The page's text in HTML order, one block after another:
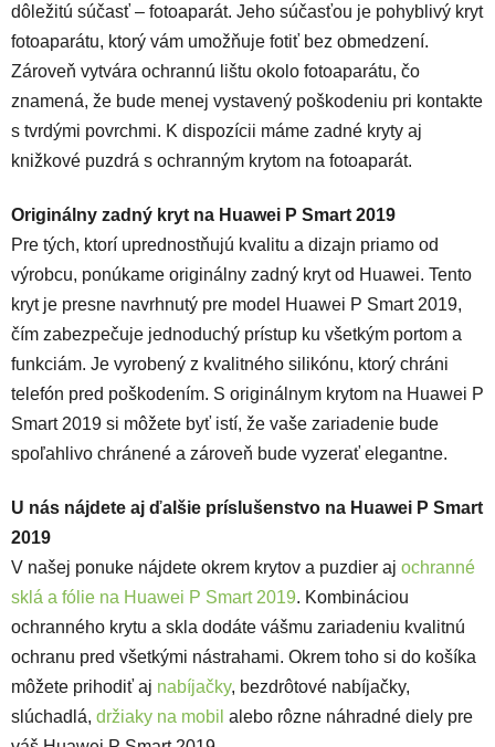
dôležitú súčasť – fotoaparát. Jeho súčasťou je pohyblivý kryt
fotoaparátu, ktorý vám umožňuje fotiť bez obmedzení.
Zároveň vytvára ochrannú lištu okolo fotoaparátu, čo
znamená, že bude menej vystavený poškodeniu pri kontakte
s tvrdými povrchmi. K dispozícii máme zadné kryty aj
knižkové puzdrá s ochranným krytom na fotoaparát.
Originálny zadný kryt na Huawei P Smart 2019
Pre tých, ktorí uprednostňujú kvalitu a dizajn priamo od
výrobcu, ponúkame originálny zadný kryt od Huawei. Tento
kryt je presne navrhnutý pre model Huawei P Smart 2019,
čím zabezpečuje jednoduchý prístup ku všetkým portom a
funkciám. Je vyrobený z kvalitného silikónu, ktorý chráni
telefón pred poškodením. S originálnym krytom na Huawei P
Smart 2019 si môžete byť istí, že vaše zariadenie bude
spoľahlivo chránené a zároveň bude vyzerať elegantne.
U nás nájdete aj ďalšie príslušenstvo na Huawei P Smart
2019
V našej ponuke nájdete okrem krytov a puzdier aj ochranné
sklá a fólie na Huawei P Smart 2019. Kombináciou
ochranného krytu a skla dodáte vášmu zariadeniu kvalitnú
ochranu pred všetkými nástrahami. Okrem toho si do košíka
môžete prihodiť aj nabíjačky, bezdrôtové nabíjačky,
slúchadlá, držiaky na mobil alebo rôzne náhradné diely pre